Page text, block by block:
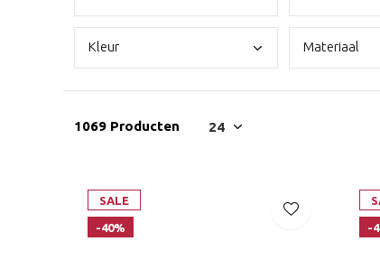
Kleur Materiaal
1069 Producten
SALE
-40% -